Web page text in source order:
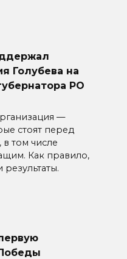
Голубева на
РО
—
стоят перед
том числе
Как правило,
результаты.